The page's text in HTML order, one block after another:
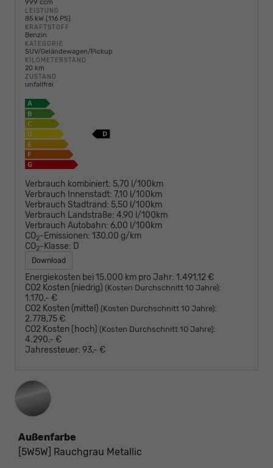
999 ccm
LEISTUNG
85 kW (116 PS)
KRAFTSTOFF
Benzin
KATEGORIE
SUV/Geländewagen/Pickup
KILOMETERSTAND
20 km
ZUSTAND
unfallfrei
Verbrauch kombiniert: 5,70 l/100km
Verbrauch Innenstadt: 7,10 l/100km
Verbrauch Stadtrand: 5,50 l/100km
Verbrauch Landstraße: 4,90 l/100km
Verbrauch Autobahn: 6,00 l/100km
CO2-Emissionen: 130,00 g/km
CO2-Klasse: D
Download
Energiekosten bei 15.000 km pro Jahr: 1.491,12 €
CO2 Kosten (niedrig) (Kosten Durchschnitt 10 Jahre):
1.170,- €
CO2 Kosten (mittel) (Kosten Durchschnitt 10 Jahre):
2.778,75 €
CO2 Kosten (hoch) (Kosten Durchschnitt 10 Jahre):
4.290,- €
Jahressteuer: 93,- €
Außenfarbe
[5W5W] Rauchgrau Metallic